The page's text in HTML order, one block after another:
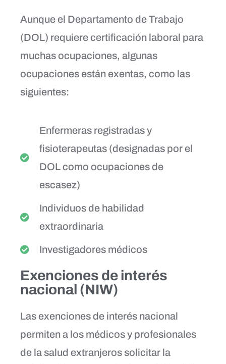
Aunque el Departamento de Trabajo
(DOL) requiere certificación laboral para
muchas ocupaciones, algunas
ocupaciones están exentas, como las
siguientes:
Enfermeras registradas y
fisioterapeutas (designadas por el
DOL como ocupaciones de
escasez)
Individuos de habilidad
extraordinaria
Investigadores médicos
Exenciones de interés
nacional (NIW)
Las exenciones de interés nacional
permiten a los médicos y profesionales
de la salud extranjeros solicitar la